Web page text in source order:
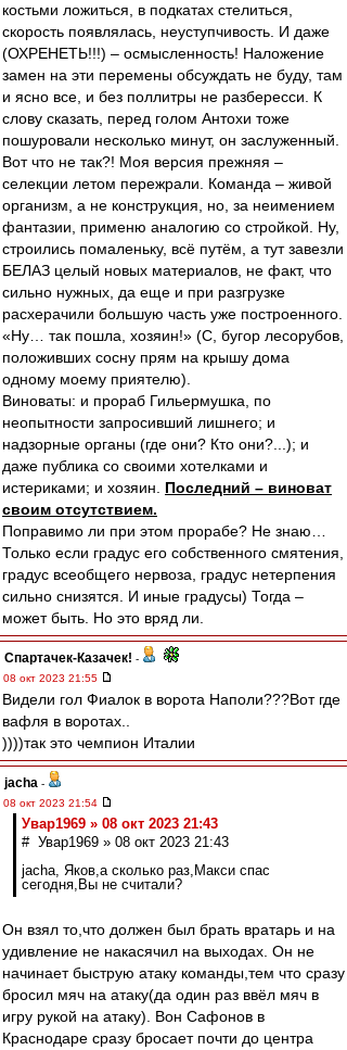
костьми ложиться, в подкатах стелиться,
скорость появлялась, неуступчивость. И даже
(ОХРЕНЕТЬ!!!) – осмысленность! Наложение
замен на эти перемены обсуждать не буду, там
и ясно все, и без поллитры не разбересси. К
слову сказать, перед голом Антохи тоже
пошуровали несколько минут, он заслуженный.
Вот что не так?! Моя версия прежняя –
селекции летом пережрали. Команда – живой
организм, а не конструкция, но, за неимением
фантазии, применю аналогию со стройкой. Ну,
строились помаленьку, всё путём, а тут завезли
БЕЛАЗ целый новых материалов, не факт, что
сильно нужных, да еще и при разгрузке
расхерачили большую часть уже построенного.
«Ну… так пошла, хозяин!» (С, бугор лесорубов,
положивших сосну прям на крышу дома
одному моему приятелю).
Виноваты: и прораб Гильермушка, по
неопытности запросивший лишнего; и
надзорные органы (где они? Кто они?...); и
даже публика со своими хотелками и
истериками; и хозяин. Последний – виноват
своим отсутствием.
Поправимо ли при этом прорабе? Не знаю…
Только если градус его собственного смятения,
градус всеобщего нервоза, градус нетерпения
сильно снизятся. И иные градусы) Тогда –
может быть. Но это вряд ли.
Спартачек-Казачек! -
08 окт 2023 21:55
Видели гол Фиалок в ворота Наполи???Вот где
вафля в воротах..
))))так это чемпион Италии
jacha -
08 окт 2023 21:54
Увар1969 » 08 окт 2023 21:43
# Увар1969 » 08 окт 2023 21:43
jacha, Яков,а сколько раз,Макси спас
сегодня,Вы не считали?
Он взял то,что должен был брать вратарь и на
удивление не накасячил на выходах. Он не
начинает быструю атаку команды,тем что сразу
бросил мяч на атаку(да один раз ввёл мяч в
игру рукой на атаку). Вон Сафонов в
Краснодаре сразу бросает почти до центра